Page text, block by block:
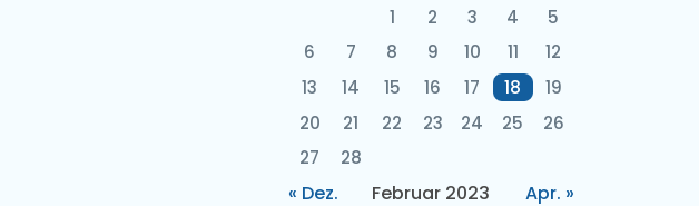
Februar 2023
1 2 3 4
5
6
7 8 9 10 11
12
13
14 15 16 17 18
19
20
21 22 23 24 25
26
27
28
« Dez. Apr. »